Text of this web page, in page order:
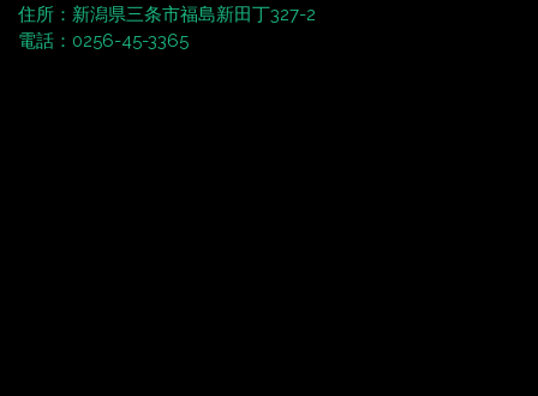
住所：新潟県三条市福島新田丁327-2
電話：0256-45-3365